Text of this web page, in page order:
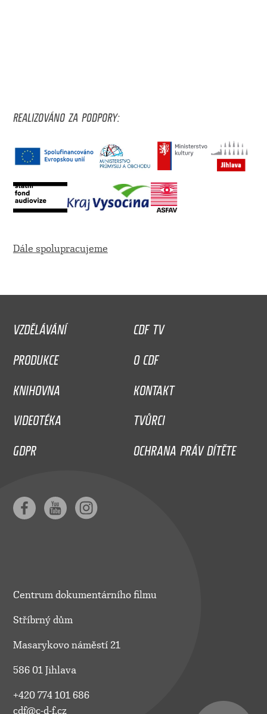
REALIZOVÁNO ZA PODPORY:
Dále spolupracujeme
VZDĚLÁVÁNÍ
CDF TV
PRODUKCE
O CDF
KNIHOVNA
KONTAKT
VIDEOTÉKA
TVŮRCI
GDPR
OCHRANA PRÁV DÍTĚTE
Centrum dokumentárního filmu
Stříbrný dům
Masarykovo náměstí 21
586 01 Jihlava
+420 774 101 686
cdf@c-d-f.cz